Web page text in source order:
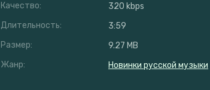
Качество:
320 kbps
Длительность:
3:59
Размер:
9.27 MB
Жанр:
Новинки русской музыки